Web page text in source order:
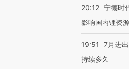
20:12 宁德时
影响国内锂资
19:51
7月进
持续多久